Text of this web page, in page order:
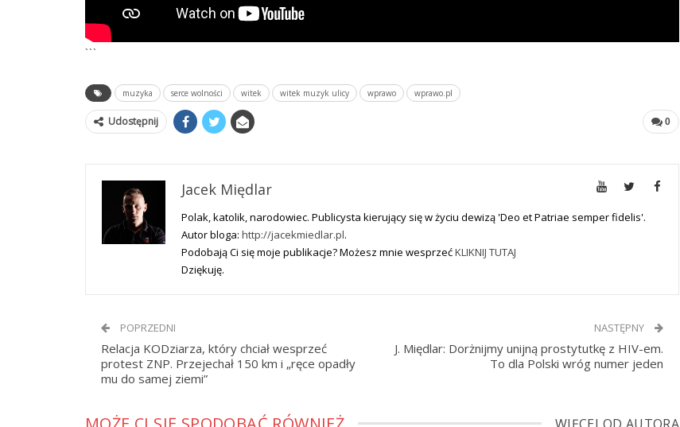
```
muzyka serce wolności witek witek muzyk ulicy wprawo wprawo.pl
0
Udostępnij
Jacek Międlar
Polak, katolik, narodowiec. Publicysta kierujący się w życiu dewizą 'Deo et Patriae semper fidelis'.
Autor bloga: http://jacekmiedlar.pl.
Podobają Ci się moje publikacje? Możesz mnie wesprzećKLIKNIJ TUTAJ
Dziękuję.
POPRZEDNI
Relacja KODziarza, który chciał wesprzeć
protest ZNP. Przejechał 150 km i „ręce opadły
mu do samej ziemi”
NASTĘPNY
J. Międlar: Dorżnijmy unijną prostytutkę z HIV-em.
To dla Polski wróg numer jeden